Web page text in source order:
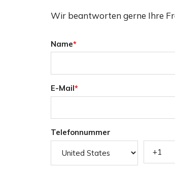
Wir beantworten gerne Ihre
Name*
E-Mail*
Telefonnummer